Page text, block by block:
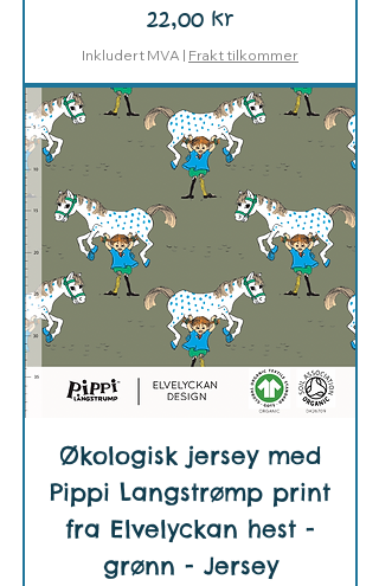
Pris
22,00 kr
Inkludert MVA | Frakt tilkommer
Økologisk jersey med
Pippi Langstrømp print
fra Elvelyckan hest -
grønn - Jersey